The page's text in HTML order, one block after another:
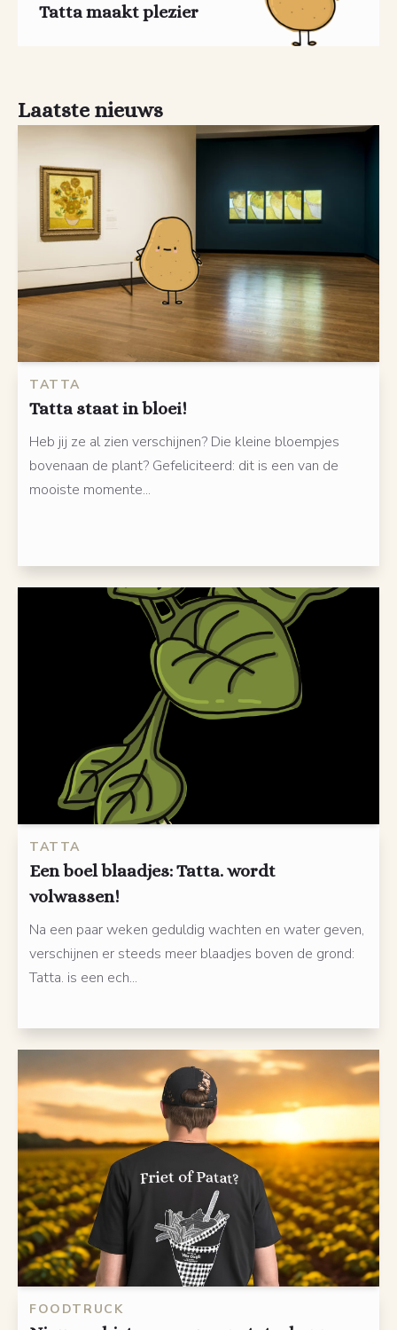
Tatta maakt plezier
Laatste nieuws
TATTA
Tatta staat in bloei!
Heb jij ze al zien verschijnen? Die kleine bloempjes
bovenaan de plant? Gefeliciteerd: dit is een van de
mooiste momente...
TATTA
Een boel blaadjes: Tatta. wordt
volwassen!
Na een paar weken geduldig wachten en water geven,
verschijnen er steeds meer blaadjes boven de grond:
Tatta. is een ech...
FOODTRUCK